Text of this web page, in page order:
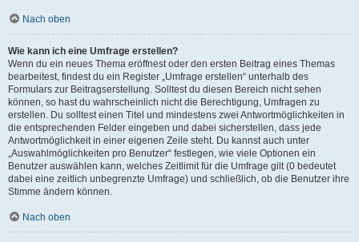
Nach oben
Wie kann ich eine Umfrage erstellen?
Wenn du ein neues Thema eröffnest oder den ersten Beitrag eines Themas
bearbeitest, findest du ein Register „Umfrage erstellen“ unterhalb des
Formulars zur Beitragserstellung. Solltest du diesen Bereich nicht sehen
können, so hast du wahrscheinlich nicht die Berechtigung, Umfragen zu
erstellen. Du solltest einen Titel und mindestens zwei Antwortmöglichkeiten in
die entsprechenden Felder eingeben und dabei sicherstellen, dass jede
Antwortmöglichkeit in einer eigenen Zeile steht. Du kannst auch unter
„Auswahlmöglichkeiten pro Benutzer“ festlegen, wie viele Optionen ein
Benutzer auswählen kann, welches Zeitlimit für die Umfrage gilt (0 bedeutet
dabei eine zeitlich unbegrenzte Umfrage) und schließlich, ob die Benutzer ihre
Stimme ändern können.
Nach oben